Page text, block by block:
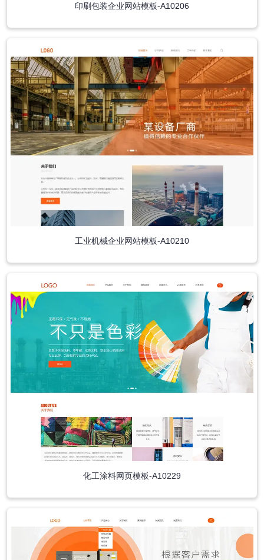
印刷包装企业网站模板-A10206
工业机械企业网站模板-A10210
化工涂料网页模板-A10229